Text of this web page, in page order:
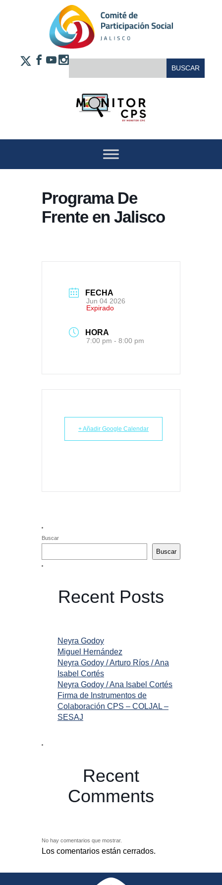
Programa De
Frente en Jalisco
FECHA
Jun 04 2026
Expirado
HORA
7:00 pm - 8:00 pm
+ Añadir Google Calendar
Buscar
Buscar
Recent Posts
Neyra Godoy
Miguel Hernández
Neyra Godoy / Arturo Ríos / Ana
Isabel Cortés
Neyra Godoy / Ana Isabel Cortés
Firma de Instrumentos de
Colaboración CPS – COLJAL –
SESAJ
Recent
Comments
No hay comentarios que mostrar.
Los comentarios están cerrados.